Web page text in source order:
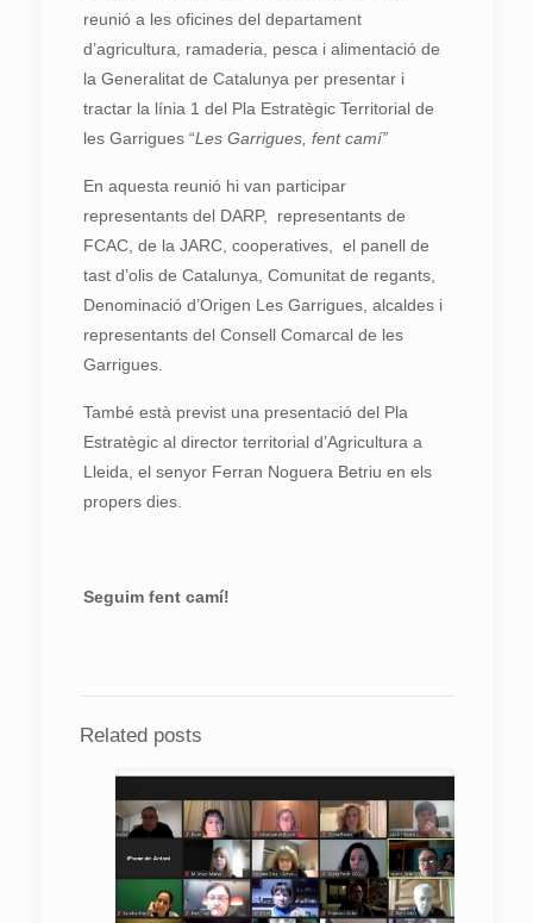
reunió a les oficines del departament
d’agricultura, ramaderia, pesca i alimentació de
la Generalitat de Catalunya per presentar i
tractar la línia 1 del Pla Estratègic Territorial de
les Garrigues “Les Garrigues, fent camí”
En aquesta reunió hi van participar
representants del DARP, representants de
FCAC, de la JARC, cooperatives, el panell de
tast d’olis de Catalunya, Comunitat de regants,
Denominació d’Origen Les Garrigues, alcaldes i
representants del Consell Comarcal de les
Garrigues.
També està previst una presentació del Pla
Estratègic al director territorial d’Agricultura a
Lleida, el senyor Ferran Noguera Betriu en els
propers dies.
Seguim fent camí!
Related posts